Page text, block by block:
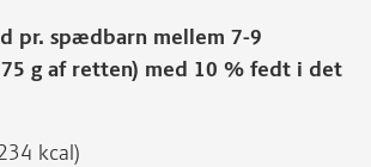
pr. spædbarn mellem 7-9
g af retten) med 10 % fedt i det
kcal)